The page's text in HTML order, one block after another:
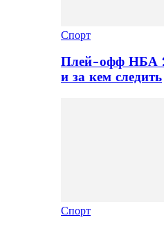
Спорт
Плей-офф НБА
и за кем следить
Спорт